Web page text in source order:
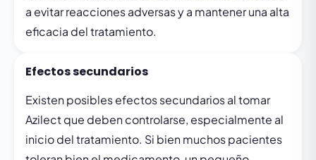
a evitar reacciones adversas y a mantener una alta
eficacia del tratamiento.
Efectos secundarios
Existen posibles efectos secundarios al tomar
Azilect que deben controlarse, especialmente al
inicio del tratamiento. Si bien muchos pacientes